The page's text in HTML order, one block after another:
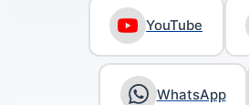
YouTube
WhatsApp